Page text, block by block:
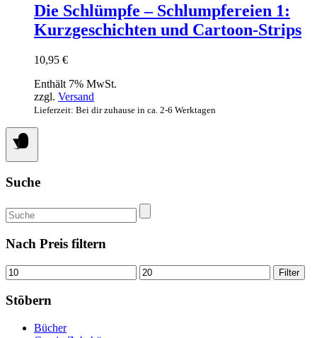
Die Schlümpfe – Schlumpfereien 1:
Kurzgeschichten und Cartoon-Strips
10,95 €
Enthält 7% MwSt.
zzgl. Versand
Lieferzeit: Bei dir zuhause in ca. 2-6 Werktagen
Suche
Suchen
nach:
Nach Preis filtern
Min.
Preis
Max.
Preis
Filter
Stöbern
Bücher